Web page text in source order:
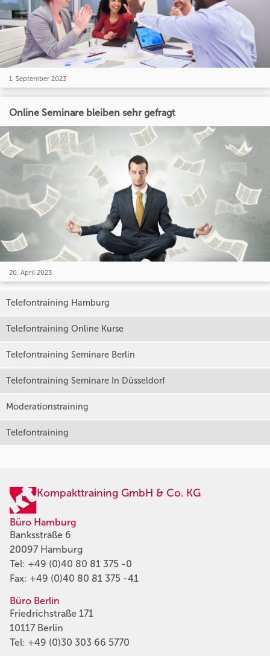
1. September 2023
Online Seminare bleiben sehr gefragt
20. April 2023
Telefontraining Hamburg
Telefontraining Online Kurse
Telefontraining Seminare Berlin
Telefontraining Seminare In Düsseldorf
Moderationstraining
Telefontraining
Kompakttraining GmbH & Co. KG
Büro Hamburg
Banksstraße 6
20097 Hamburg
Tel: +49 (0)40 80 81 375 -0
Fax: +49 (0)40 80 81 375 -41
Büro Berlin
Friedrichstraße 171
10117 Berlin
Tel: +49 (0)30 303 66 5770